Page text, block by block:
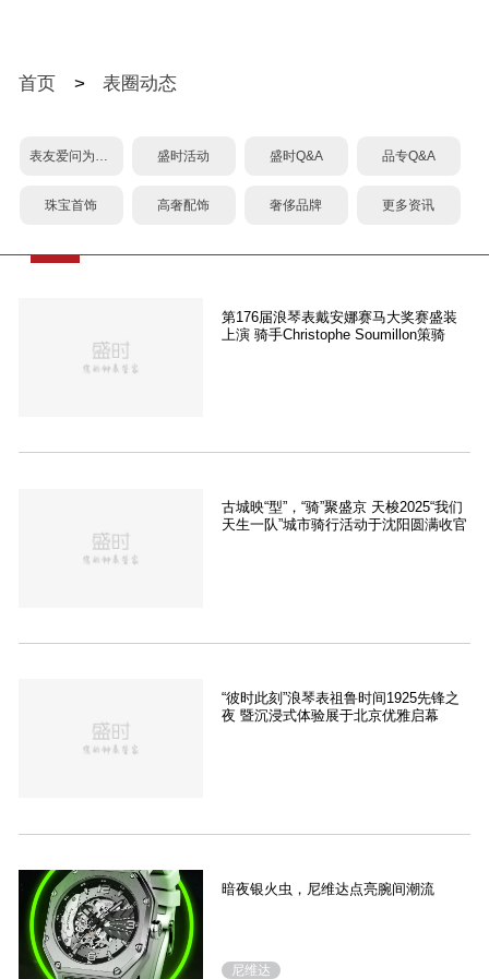
首页 > 表圈动态
表友爱问为什么？ 盛时活动 盛时Q&A 品专Q&A
珠宝首饰 高奢配饰 奢侈品牌 更多资讯
第176届浪琴表戴安娜赛马大奖赛盛装
上演 骑手Christophe Soumillon策骑
古城映“型”，“骑”聚盛京 天梭2025“我们
天生一队”城市骑行活动于沈阳圆满收官
“彼时此刻”浪琴表祖鲁时间1925先锋之
夜 暨沉浸式体验展于北京优雅启幕
暗夜银火虫，尼维达点亮腕间潮流
尼维达